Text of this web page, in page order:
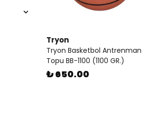
Tryon
Tryon Basketbol Antrenman
Topu BB-1100 (1100 GR.)
₺ 650.00